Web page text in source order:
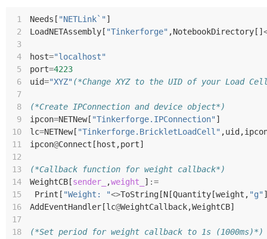
1 Needs [ "NETLink`" ]
2
LoadNETAssembly [ "Tinkerforge" ,NotebookDirectory []
3
4
host="localhost"
5
port=4223
6
uid="XYZ" (*Change XYZ to the UID of your Load
7
8
(*Create IPConnection and device object*)
9
ipcon=NETNew[ "Tinkerforge.IPConnection" ]
10
lc=NETNew[ "Tinkerforge.BrickletLoadCell" ,uid ,
11
ipcon@Connect [ host ,port]
12
13
(*Callback function for weight callback*)
14
WeightCB [sender_ ,weight_ ] :=
15
Print [ "Weight: "<>ToString [N [Quantity [weight , "g"
16
AddEventHandler [lc@WeightCallback,WeightCB]
17
18
(*Set period for weight callback to 1s (1000ms)*)